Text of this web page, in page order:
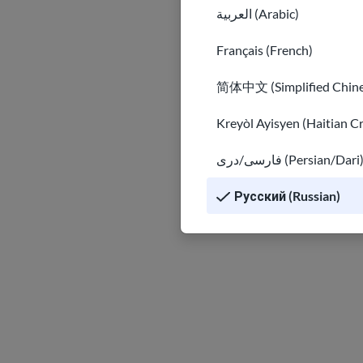
العربية (Arabic)
Français (French)
简体中文 (Simplified
Kreyòl Ayisyen (Haitian
فارسی/دری (Persian/Dari)
Русский (Russian)